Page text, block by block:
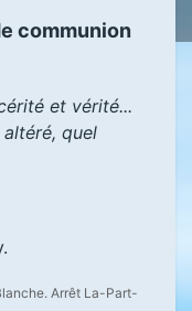
communion
et vérité...
quel
Arrêt La-Part-